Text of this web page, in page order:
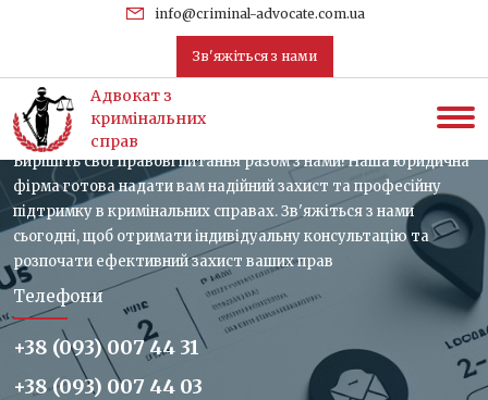
info@criminal-advocate.com.ua
Зв'яжіться з нами
Адвокат з
кримінальних
справ
Зв'яжіться з нами, отримайте
консультацію
Вирішіть свої правові питання разом з нами! Наша юридична
фірма готова надати вам надійний захист та професійну
підтримку в кримінальних справах. Зв'яжіться з нами
сьогодні, щоб отримати індивідуальну консультацію та
розпочати ефективний захист ваших прав
Телефони
+38 (093) 007 44 31
+38 (093) 007 44 03